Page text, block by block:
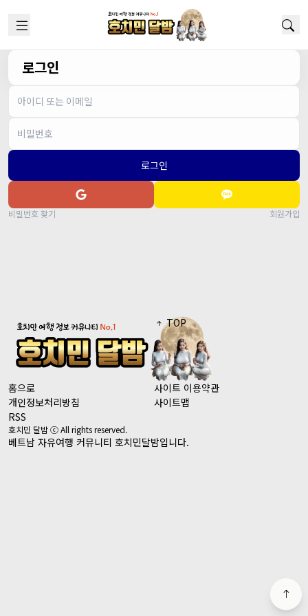
로그인
로그인
비밀번호 찾기 회원가입
TOP
홈으로
사이트 이용약관
개인정보처리방침
사이트맵
RSS
호치민 달밤 ⓒ All rights reserved.
베트남 자유여행 커뮤니티 호치민달밤입니다.